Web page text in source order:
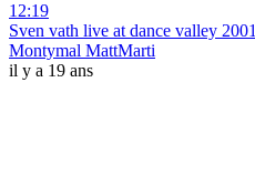
12:19
Sven vath live at dance valley 2001
Montymal MattMarti
il y a 19 ans